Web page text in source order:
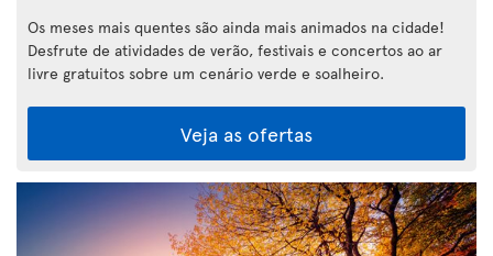
Os meses mais quentes são ainda mais animados na cidade!
Desfrute de atividades de verão, festivais e concertos ao ar
livre gratuitos sobre um cenário verde e soalheiro.
Veja as ofertas